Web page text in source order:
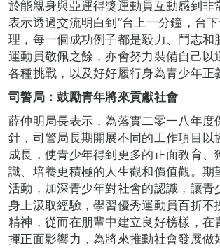
於能親身與亞運得獎運動員互動感到非
表示透過交流明白到“台上一分鐘，台
理，每一個成功例子都是毅力、鬥志和
運動員敬佩之餘，亦會努力裝備自己以
各種挑戰，以及好好履行身為青少年正
司警局：鼓勵青年將來貢獻社會
薛仲明局長表示，為落實二零一八年度
針，司警局長期開展不同的工作項目以
成長，使青少年得到更多的正面教育、
識、培養更積極的人生觀和價值觀。期
活動，加深青少年對社會的認識，讓青
身上汲取經驗，學習優秀運動員百折不
精神，從而在朋輩中建立良好榜樣，在
揮正面影響力，為將來推動社會發展做